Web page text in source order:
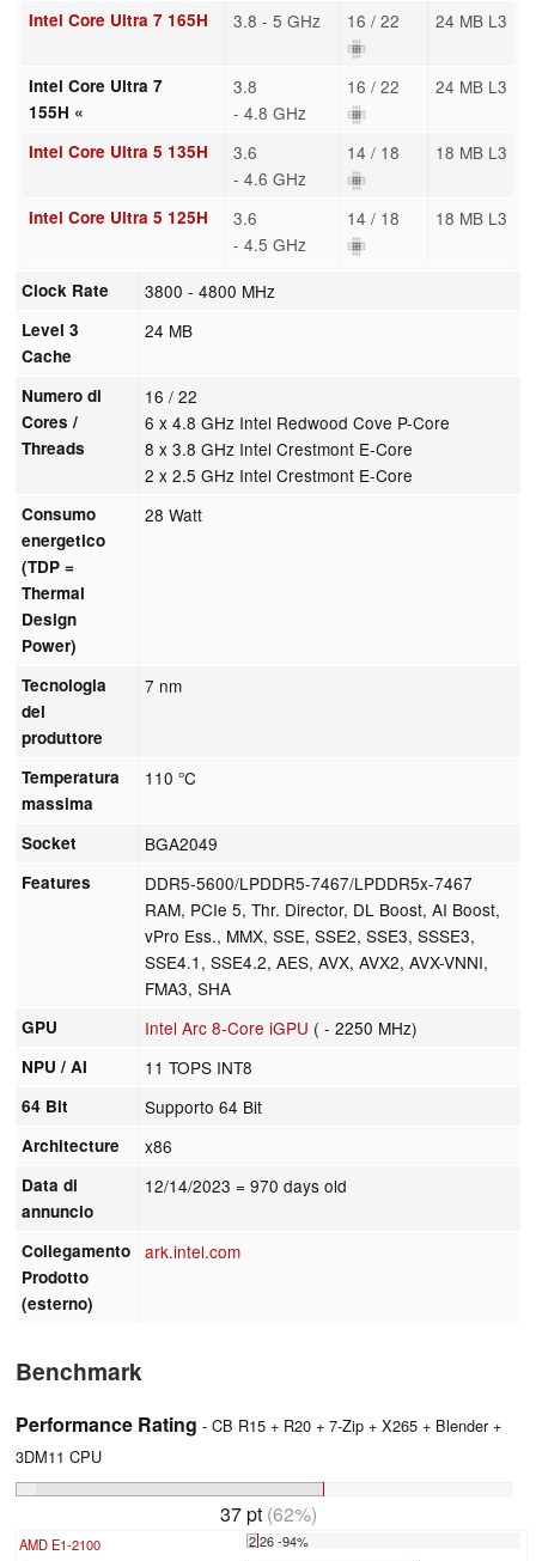
Intel Core Ultra 7 165H 3.8 - 5 GHz 16 / 22 24 MB L3
Intel Core Ultra 7
155H «
3.8
- 4.8 GHz
16 / 22 24 MB L3
Intel Core Ultra 5 135H
3.6
- 4.6 GHz
14 / 18 18 MB L3
Intel Core Ultra 5 125H
3.6
- 4.5 GHz
14 / 18 18 MB L3
Clock Rate 3800 - 4800 MHz
Level 3
Cache
24 MB
Numero di
Cores /
Threads
16 / 22
6 x 4.8 GHz Intel Redwood Cove P-Core
8 x 3.8 GHz Intel Crestmont E-Core
2 x 2.5 GHz Intel Crestmont E-Core
Consumo
energetico
(TDP =
Thermal
Design
Power)
28 Watt
Tecnologia
del
produttore
7 nm
Temperatura
massima
110 °C
Socket BGA2049
Features
DDR5-5600/LPDDR5-7467/LPDDR5x-7467
RAM, PCIe 5, Thr. Director, DL Boost, AI Boost,
vPro Ess., MMX, SSE, SSE2, SSE3, SSSE3,
SSE4.1, SSE4.2, AES, AVX, AVX2, AVX-VNNI,
FMA3, SHA
GPU Intel Arc 8-Core iGPU ( - 2250 MHz)
NPU / AI 11 TOPS INT8
64 Bit Supporto 64 Bit
Architecture x86
Data di
annuncio
12/14/2023 = 970 days old
Collegamento
Prodotto
(esterno)
ark.intel.com
Benchmark
Performance Rating - CB R15 + R20 + 7-Zip + X265 + Blender +
3DM11 CPU
37 pt(62%)
AMD E1-2100 2.26 -94%